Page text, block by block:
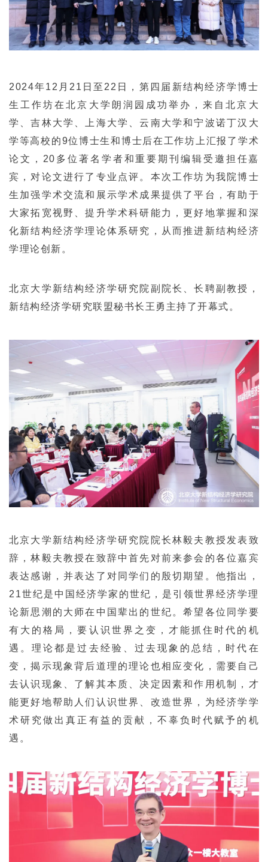
2024年12月21日至22日，第四届新结构经济学博士
生工作坊在北京大学朗润园成功举办，来自北京大
学、吉林大学、上海大学、云南大学和宁波诺丁汉大
学等高校的9位博士生和博士后在工作坊上汇报了学术
论文，20多位著名学者和重要期刊编辑受邀担任嘉
宾，对论文进行了专业点评。本次工作坊为我院博士
生加强学术交流和展示学术成果提供了平台，有助于
大家拓宽视野、提升学术科研能力，更好地掌握和深
化新结构经济学理论体系研究，从而推进新结构经济
学理论创新。
北京大学新结构经济学研究院副院长、长聘副教授，
新结构经济学研究联盟秘书长王勇主持了开幕式。
北京大学新结构经济学研究院院长林毅夫教授发表致
辞，林毅夫教授在致辞中首先对前来参会的各位嘉宾
表达感谢，并表达了对同学们的殷切期望。他指出，
21世纪是中国经济学家的世纪，是引领世界经济学理
论新思潮的大师在中国辈出的世纪。希望各位同学要
有大的格局，要认识世界之变，才能抓住时代的机
遇。理论都是过去经验、过去现象的总结，时代在
变，揭示现象背后道理的理论也相应变化，需要自己
去认识现象、了解其本质、决定因素和作用机制，才
能更好地帮助人们认识世界、改造世界，为经济学学
术研究做出真正有益的贡献，不辜负时代赋予的机
遇。